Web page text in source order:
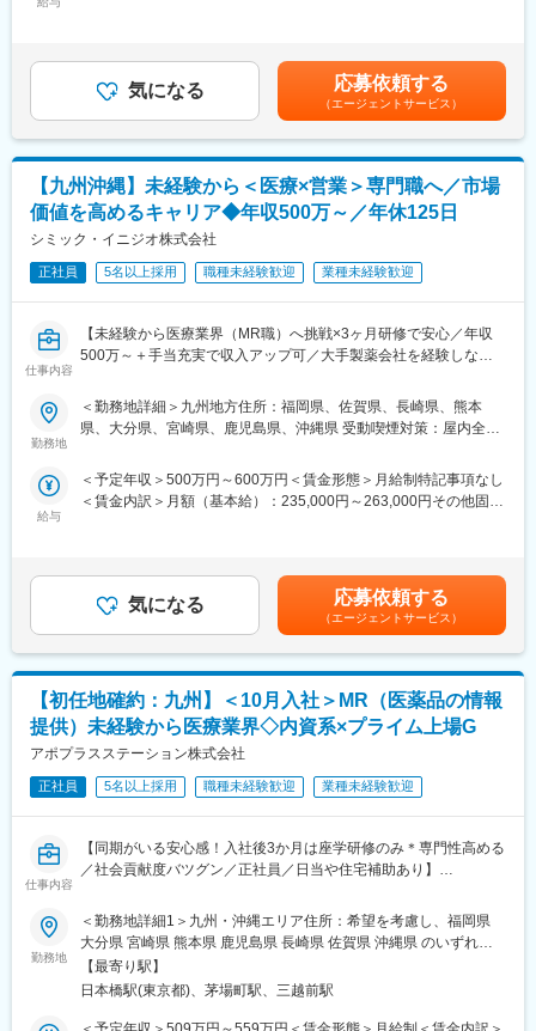
■研修体制
プロジェクトごとに異なりますが、同社または配属先のメーカー
にて研修が十分にございます。
プロジェクト配属後もマネージャーが丁寧に支援します。日々の
仕事の悩みやキャリア相談だけでなく、業務に不安がある際など
もしっかりとケアします。業界でも特に支援が手厚いと評判で
す。
ビュー等が閲覧可能です◇
Gm8rqdqY
MR（医薬情報担当者）として、ドクターや医薬品卸へ訪問、医薬
品に関する情報提供を行います。
＜MRとは＞
医薬品販売に際し、医師への医薬品の効果、効能、副作用を情報
提供がミッションです。
医薬品は「どの成分に、どのような効果があって、誰に使うと良
いのか」などの情報が付加されて、初めて効果的に使うことがで
きます。医師への適切な医薬品情報の提供を通じて、患者さんの
治療、地域医療課題に貢献することができます。
・入社から3か月間：座学研修（導入教育）のみ
└医薬品や医療業界、営業方法についての知識を身につけます。
わせて行う、MR認定試験に100％を担保する対策講座がありま
す。
★入社同期がいるため、一緒に頑張れる環境です！専門性の高い
営業職が目指せます。
＜安定性＞
・誰にとっても必要不可欠な医療業界は、景気の影響に左右され
にくく、安定した売上を誇っています。
・当社は、東証プライム上場以来、10期連続で増収中のクオール
グループに属しており、主力事業を担っています。
＜社会貢献度の高さ＞
自身の売上・営業活動が患者さんのQOLの向上や病気から救うこ
とに繋がるため、やりがいをもって営業できます。
＜頑張りは適切に評価＞
■福利厚生（転勤を伴う場合）：
・家賃：一部会社負担
・住居契約初期経費：会社負担（上限設定あり）
・入居時の引越し費用：会社負担（会社指定業者）
どを考慮し、規定により決定します。※年収の他に別途日当（月額
3～4万円）・諸手当有昇給：年1回★頑張りに応じて年収UP★赴
任先の評価次第で大幅に年収をUPできます。（年2回業績給改
定）賃金はあくまでも目安の金額であり、選考を通じて上下する
可能性があります。月給(月額)は固定手当を含めた表記です。
気になる 応募依頼する
（エージェントサービス）
【九州沖縄】未経験から＜医療×営業＞専門職へ／市場
価値を高めるキャリア◆年収500万～／年休125日
シミック・イニジオ株式会社
正社員 5名以上採用 職種未経験歓迎 業種未経験歓迎
仕事内容
【未経験から医療業界（MR職）へ挑戦×3ヶ月研修で安心／年収
500万～＋手当充実で収入アップ可／大手製薬会社を経験しなが
＜入社月について＞
入社月が決まっているため同期も多く安心してスタート可能
具体的には、「どんな病気に効くか（効果）／安全性（副作用や
注意点）／品質に問題はないか」をわかりやすく伝えます
また、現場で使われた際の声を聞き取り製薬会社へ届け、より良
い薬づくりにも貢献します
自分が関わった薬が患者様の治療につながり、感謝されるやりが
いのある仕事です
＼＼求人のポイント／／
◎未経験から医療業界へ｜大手製薬会社のプロジェクトで働ける
◎3ヶ月研修＋OJTでゼロから育成｜専門性の高いキャリア形成
員など）が活躍中
▽約3ヶ月の研修（医療知識・業務理解）
▽現場配属（4ヶ月目～）※マネージャーなど周囲のサポートを受
けながら実務習得
▽キャリア形成（MR経験者スペシャリスト・管理職や本社管理職
へのキャリアアップ＆キャリアチェンジの可能性アリ）
勤務地
＜勤務地詳細＞九州地方住所：福岡県、佐賀県、長崎県、熊本
県、大分県、宮崎県、鹿児島県、沖縄県 受動喫煙対策：屋内全面
給与
＜予定年収＞500万円～600万円＜賃金形態＞月給制特記事項なし
＜賃金内訳＞月額（基本給）：235,000円～263,000円その他固定
を全額支給 ■賞与年2回（昨年度実績4.2ヶ月）、報酬改定年1回■
全国勤務が可能な方は、50万円の一時金を支給(3ヶ月の試用期間
後の翌月給与で支給)賃金はあくまでも目安の金額であり、選考を
通じて上下する可能性があります。月給(月額)は固定手当を含めた
表記です。
気になる 応募依頼する
（エージェントサービス）
【初任地確約：九州】＜10月入社＞MR（医薬品の情報
提供）未経験から医療業界◇内資系×プライム上場G
アポプラスステーション株式会社
正社員 5名以上採用 職種未経験歓迎 業種未経験歓迎
仕事内容
【同期がいる安心感！入社後3か月は座学研修のみ＊専門性高める
／社会貢献度バツグン／正社員／日当や住宅補助あり】
★本ポジションは、未経験から医療業界で活躍できます！
・医療を通じて社会に貢献したい
・仕事を通じて学びを深め自己の成長を実感したい
・専門職として知識、技能を身に付けたい
・内資系の安定企業で働きたい
という方にはおススメです！
勤務地
＜勤務地詳細1＞九州・沖縄エリア住所：希望を考慮し、福岡県
大分県 宮崎県 熊本県 鹿児島県 長崎県 佐賀県 沖縄県 のいずれか
に配属致します。受動喫煙対策：屋内全面禁煙＜勤務地詳細2＞本
社住所：東京都中央区日本橋2-14-1 フロントプレイス日本橋勤務
【最寄り駅】
日本橋駅(東京都)、茅場町駅、三越前駅